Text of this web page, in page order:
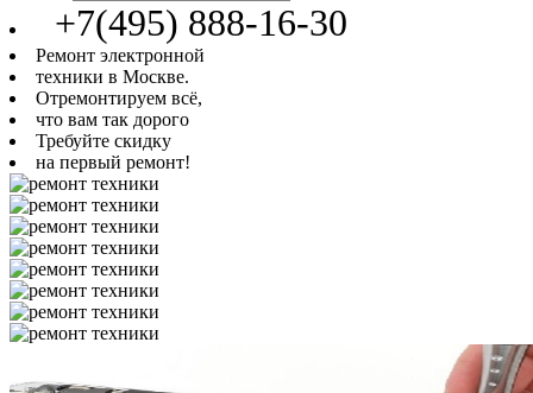
+7(495) 888-16-30
Ремонт электронной
техники в Москве.
Отремонтируем всё,
что вам так дорого
Требуйте скидку
на первый ремонт!